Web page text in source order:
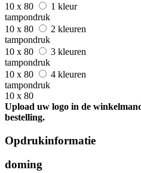
10 x 80
1 kleur
tampondruk
10 x 80
2 kleuren
tampondruk
10 x 80
3 kleuren
tampondruk
10 x 80
4 kleuren
tampondruk
10 x 80
Upload uw logo in de
bestelling.
Opdrukinformatie
doming